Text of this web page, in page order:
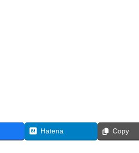
Hatena Copy